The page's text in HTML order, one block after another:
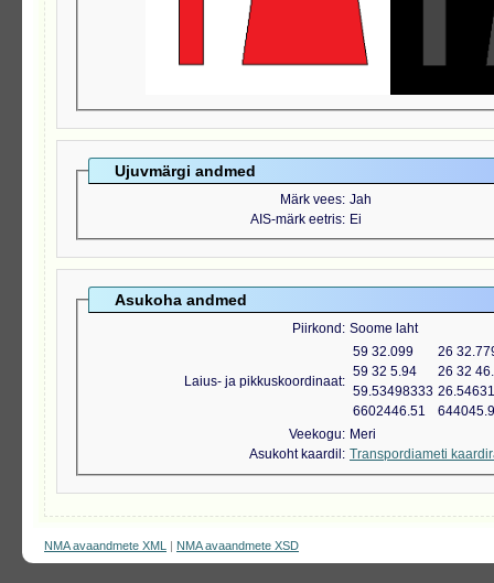
Ujuvmärgi andmed
Märk vees Jah
AIS-märk eetris Ei
Asukoha andmed
Piirkond Soome laht
Laius- ja pikkuskoordinaat
59 32.099
26
59 32 5.94
26 32
59.53498333
6602446.51
Veekogu
Meri
Asukoht kaardil
Transpordiameti
NMA avaandmete XML | NMA avaandmete XSD